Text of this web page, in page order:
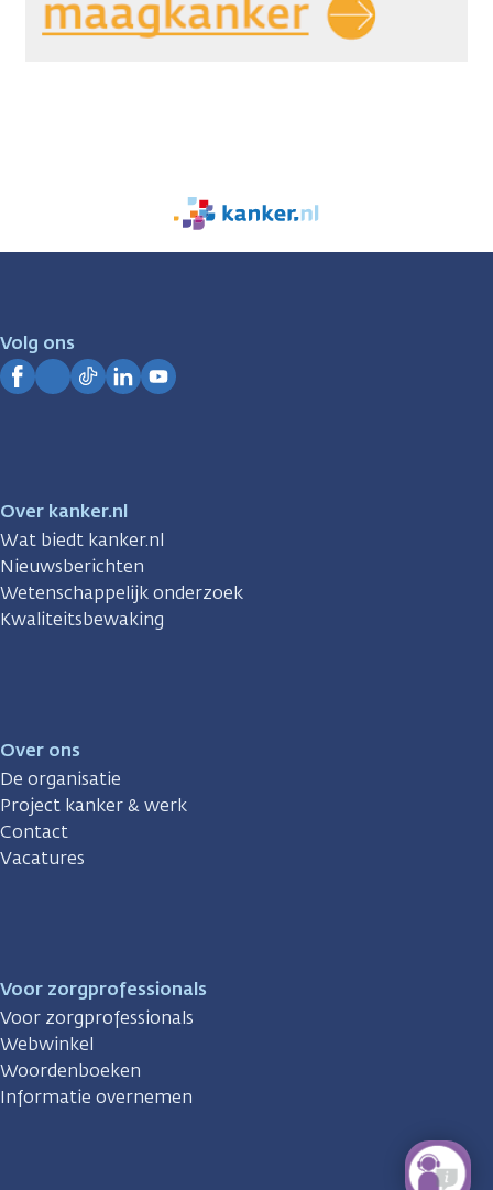
We
zijn
Volg ons
Over kanker.nl
Wat biedt kanker.nl
Nieuwsberichten
Wetenschappelijk onderzoek
Kwaliteitsbewaking
Over ons
De organisatie
Project kanker & werk
Contact
Vacatures
Voor zorgprofessionals
Voor zorgprofessionals
Webwinkel
Woordenboeken
Informatie overnemen